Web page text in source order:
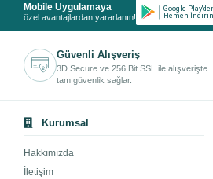
Mobile Uygulamaya
özel avantajlardan yararlanın!
Güvenli Alışveriş
3D Secure ve 256 Bit SSL ile alışverişte
tam güvenlik sağlar.
Kurumsal
Hakkımızda
İletişim